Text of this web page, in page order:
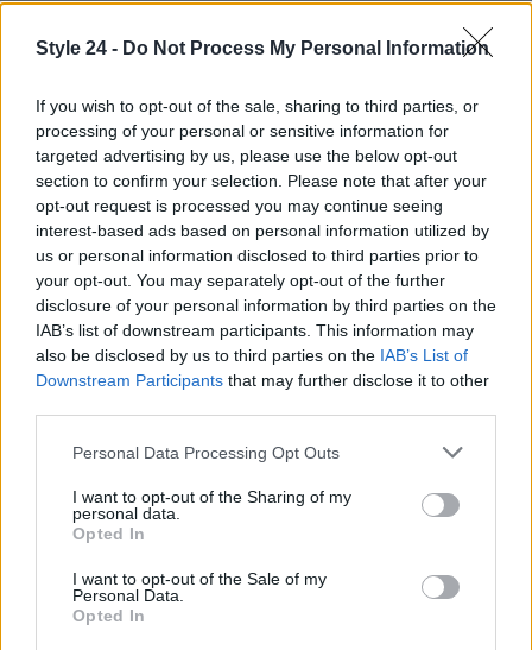
Style 24 - Do Not Process My Personal Information
If you wish to opt-out of the sale, sharing to third parties, or
processing of your personal or sensitive information for
targeted advertising by us, please use the below opt-out
section to confirm your selection. Please note that after your
opt-out request is processed you may continue seeing
interest-based ads based on personal information utilized by
us or personal information disclosed to third parties prior to
your opt-out. You may separately opt-out of the further
disclosure of your personal information by third parties on the
IAB’s list of downstream participants. This information may
also be disclosed by us to third parties on the IAB’s List of
Downstream Participants that may further disclose it to other
Please note that this website/app uses one or more Google
not limited to your visit or usage behaviour. You may click to
grant or deny consent to Google and its third-party tags to
use your data for below specified purposes in below Google
consent section.
Personal Data Processing Opt Outs
I want to opt-out of the Sharing of my
personal data.
Opted In
I want to opt-out of the Sale of my
Personal Data.
Opted In
Mytheresa a St. Moritz rappresenta un faro di lusso
esperienze uniche, a scoprire nuove modalità di
acquisto e a connettersi in un ambiente esclusivo.
La crescita della cultura del second-hand dimostra
che il lusso può essere accessibile e sostenibile,
aprendo la strada a un futuro in cui il valore degli
oggetti è sempre più riconosciuto.
AUTORE
Staff